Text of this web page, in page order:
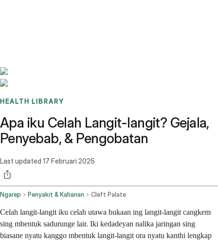
HEALTH LIBRARY
Apa iku Celah Langit-langit? Gejala,
Penyebab, & Pengobatan
Last updated 17 Februari 2025
Ngarep Penyakit & Kahanan Cleft Palate
Celah langit-langit iku celah utawa bukaan ing langit-langit cangkem
sing mbentuk sadurunge lair. Iki kedadeyan nalika jaringan sing
biasane nyatu kanggo mbentuk langit-langit ora nyatu kanthi lengkap